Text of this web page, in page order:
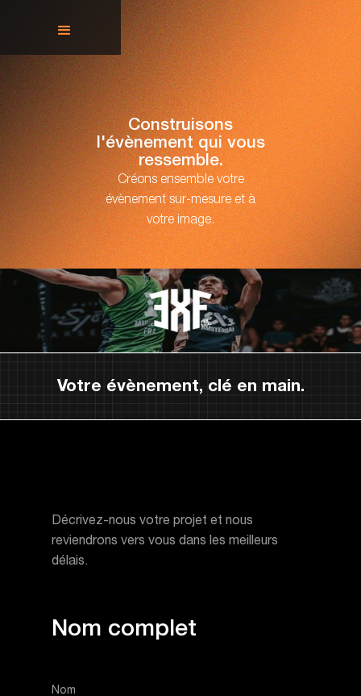
Construisons
l'évènement qui vous
ressemble.
Créons ensemble votre
évènement sur-mesure et à
votre image.
Votre évènement, clé en main.
Décrivez-nous votre projet et nous
reviendrons vers vous dans les meilleurs
délais.
Nom complet